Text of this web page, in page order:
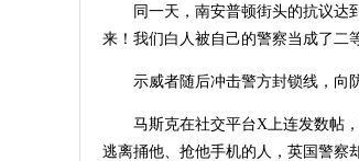
同一天，南安普顿街头的抗议达
来！我们白人被自己的警察当成了二
示威者随后冲击警方封锁线，向
马斯克在社交平台X上连发数帖
逃离捅他、抢他手机的人，英国警察